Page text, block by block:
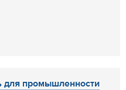
для промышленности